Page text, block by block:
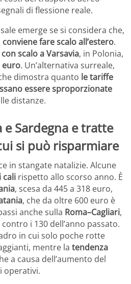
di flessione reale.
emerge se si considera che,
conviene fare scalo all’estero.
scalo a Varsavia, in Polonia,
euro. Un’alternativa surreale,
dimostra quanto le tariffe
essere sproporzionate
distanze.
e Sardegna e tratte
si può risparmiare
in stangate natalizie. Alcune
cali rispetto allo scorso anno. È
, scesa da 445 a 318 euro,
, che da oltre 600 euro è
anche sulla Roma–Cagliari,
i 130 dell’anno passato.
in cui solo poche rotte
mentre la tendenza
a causa dell’aumento del
operativi.